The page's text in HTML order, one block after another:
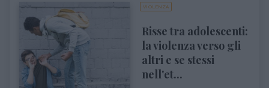
VIOLENZA
Risse tra adolescenti:
la violenza verso gli
altri e se stessi
nell'et...